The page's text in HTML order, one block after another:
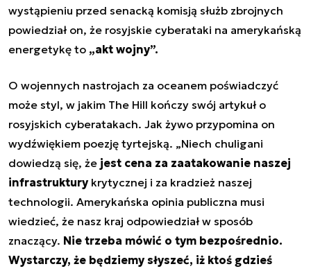
wystąpieniu przed senacką komisją służb zbrojnych
powiedział on, że rosyjskie cyberataki na amerykańską
energetykę to „akt wojny”.
O wojennych nastrojach za oceanem poświadczyć
może styl, w jakim The Hill kończy swój artykuł o
rosyjskich cyberatakach. Jak żywo przypomina on
wydźwiękiem poezję tyrtejską. „Niech chuligani
dowiedzą się, że jest cena za zaatakowanie naszej
infrastruktury krytycznej i za kradzież naszej
technologii. Amerykańska opinia publiczna musi
wiedzieć, że nasz kraj odpowiedział w sposób
znaczący. Nie trzeba mówić o tym bezpośrednio.
Wystarczy, że będziemy słyszeć, iż ktoś gdzieś